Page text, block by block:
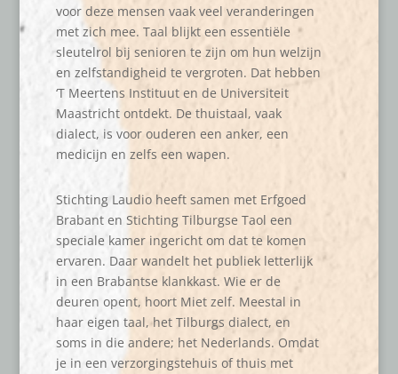
voor deze mensen vaak veel veranderingen
met zich mee. Taal blijkt een essentiële
sleutelrol bij senioren te zijn om hun welzijn
en zelfstandigheid te vergroten. Dat hebben
‘T Meertens Instituut en de Universiteit
Maastricht ontdekt. De thuistaal, vaak
dialect, is voor ouderen een anker, een
medicijn en zelfs een wapen.
Stichting Laudio heeft samen met Erfgoed
Brabant en Stichting Tilburgse Taol een
speciale kamer ingericht om dat te komen
ervaren. Daar wandelt het publiek letterlijk
in een Brabantse klankkast. Wie er de
deuren opent, hoort Miet zelf. Meestal in
haar eigen taal, het Tilburgs dialect, en
soms in die andere; het Nederlands. Omdat
je in een verzorgingstehuis of thuis met